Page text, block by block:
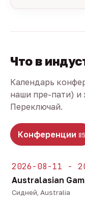
Что в
Календарь
наши пре-пати)
Переключай.
Конференции 85
2026-08-11 -
Australasian
Сидней, Australia